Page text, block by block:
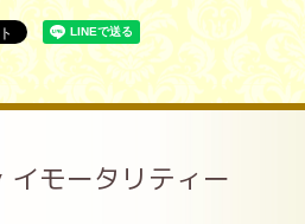
モータリティー